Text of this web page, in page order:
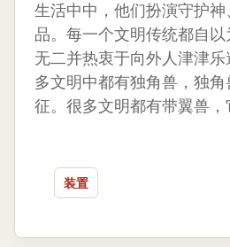
生活中中，他们扮演守护
品。每一个文明传统都自
无二并热衷于向外人津津
多文明中都有独角兽，独
征。很多文明都有带翼兽
装置